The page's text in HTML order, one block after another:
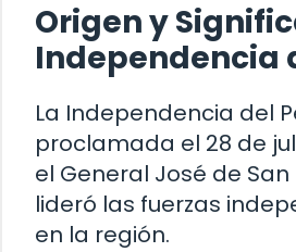
Origen y
Independencia
La Independencia del
proclamada el 28 de
el General José de
lideró las fuerzas
en la región.